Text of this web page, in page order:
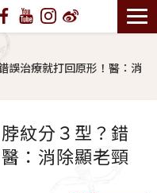
誤治療就打回原形！醫：消
紋分３型？錯
：消除顯老頸